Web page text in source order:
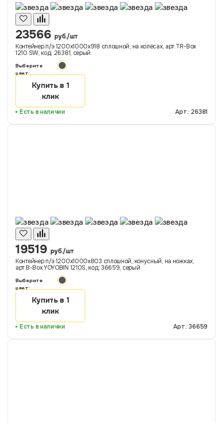
23566 руб./шт
Контейнер п/э 1200х1000х918 сплошной, на колёсах, арт.TR-Box
1210 SW, код: 26381, серый
Выберите
цвет:
Купить в 1
клик
Есть в наличии Арт.: 26381
19519 руб./шт
Контейнер п/э 1200х1000х803 сплошной, конусный, на ножках,
арт.B-Box YOYOBIN 1210S, код: 36659, серый
Выберите
цвет:
Купить в 1
клик
Есть в наличии Арт.: 36659